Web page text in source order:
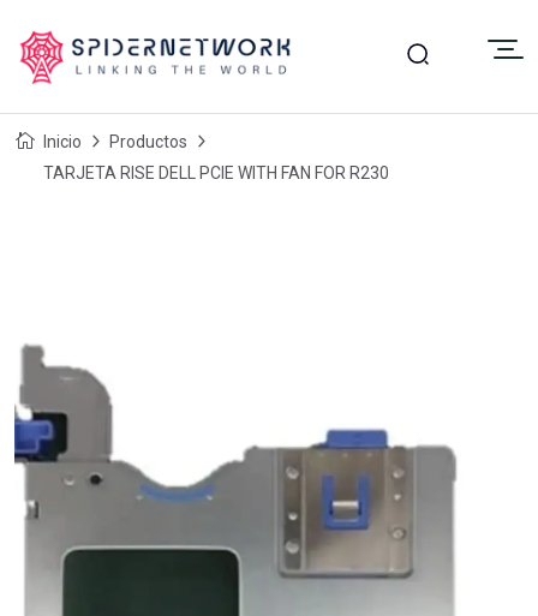
Inicio
Productos
TARJETA RISE DELL PCIE WITH FAN FOR R230